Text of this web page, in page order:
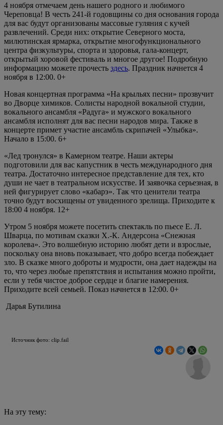
4 ноября отмечаем день нашего родного и любимого
Череповца! В честь 241-й годовщины со дня основания города
для вас будут организованы массовые гуляния с кучей
развлечений. Среди них: открытие Северного моста,
милютинская ярмарка, открытие многофункционального
центра физкультуры, спорта и здоровья, гала-концерт,
открытый хоровой фестиваль и многое другое! Подробную
информацию можете прочесть здесь. Праздник начнется 4
ноября в 12:00. 0+
Новая концертная программа «На крыльях песни» прозвучит
во Дворце химиков. Солисты народной вокальной студии,
вокального ансамбля «Радуга» и мужского вокального
ансамбля исполнят для вас песни народов мира. Также в
концерте примет участие ансамбль скрипачей «Улыбка».
Начало в 15:00. 6+
«Лед тронулся» в Камерном театре. Наши актеры
подготовили для вас капустник в честь международного дня
театра. Достаточно интересное представление для тех, кто
души не чает в театральном искусстве. И заявочка серьезная, в
ней фигурирует слово «кабарэ». Так что ценители театра
точно будут восхищены от увиденного зрелища. Приходите к
18:00 4 ноября. 12+
Утром 5 ноября можете посетить спектакль по пьесе Е. Л.
Шварца, по мотивам сказки Х.-К. Андерсона «Снежная
королева». Это волшебную историю любят дети и взрослые,
поскольку она вновь показывает, что добро всегда побеждает
зло. В сказке много доброты и мудрости, она дает надежды на
то, что через любые препятствия и испытания можно пройти,
если у тебя чистое доброе сердце и благие намерения.
Приходите всей семьей. Показ начнется в 12:00. 0+
Дарья Бутилина
Источник фото: clip.fail
На эту тему: